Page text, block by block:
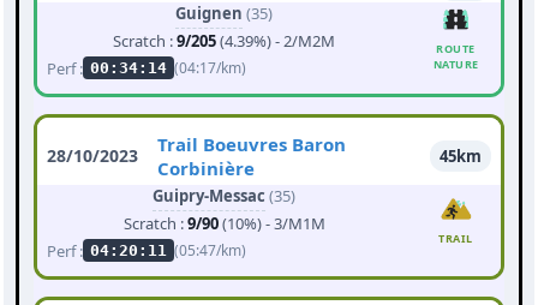
Guignen (35)
Scratch :9/205(4.39%) - 2/M2M
Perf : 00:34:14 (04:17/km)
ROUTE
NATURE
28/10/2023
Trail Boeuvres Baron
Corbinière
45km
Guipry-Messac (35)
Scratch :9/90(10%) - 3/M1M
Perf : 04:20:11 (05:47/km)
TRAIL